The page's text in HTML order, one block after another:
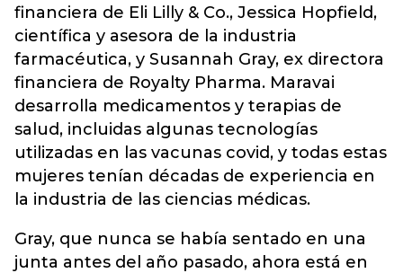
financiera de Eli Lilly & Co., Jessica Hopfield,
científica y asesora de la industria
farmacéutica, y Susannah Gray, ex directora
financiera de Royalty Pharma. Maravai
desarrolla medicamentos y terapias de
salud, incluidas algunas tecnologías
utilizadas en las vacunas covid, y todas estas
mujeres tenían décadas de experiencia en
la industria de las ciencias médicas.
Gray, que nunca se había sentado en una
junta antes del año pasado, ahora está en